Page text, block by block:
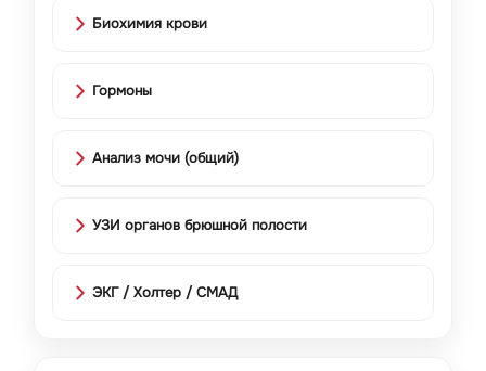
Биохимия крови
Гормоны
Анализ мочи (общий)
УЗИ органов брюшной полости
ЭКГ / Холтер / СМАД